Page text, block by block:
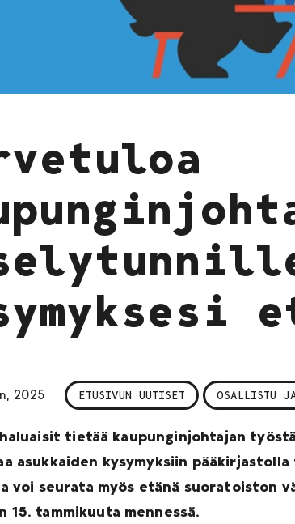
2025 ETUSIVUN UUTISET OSALLISTU
tietää kaupunginjohtajan
asukkaiden kysymyksiin
voi seurata myös etänä suoratoiston
15. tammikuuta mennessä.